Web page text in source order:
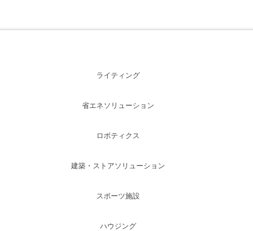
ライティング
省エネソリューション
ロボティクス
建築・ストアソリューション
スポーツ施設
ハウジング